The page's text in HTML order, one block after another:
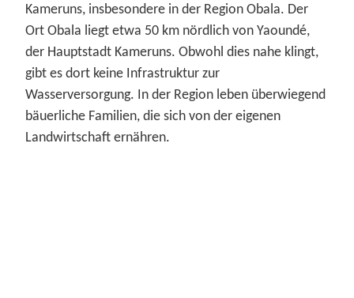
Kameruns, insbesondere in der Region Obala. Der
Ort Obala liegt etwa 50 km nördlich von Yaoundé,
der Hauptstadt Kameruns. Obwohl dies nahe klingt,
gibt es dort keine Infrastruktur zur
Wasserversorgung. In der Region leben überwiegend
bäuerliche Familien, die sich von der eigenen
Landwirtschaft ernähren.